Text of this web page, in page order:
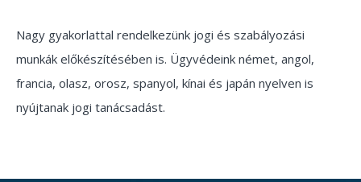
Nagy gyakorlattal rendelkezünk jogi és szabályozási
munkák előkészítésében is. Ügyvédeink német, angol,
francia, olasz, orosz, spanyol, kínai és japán nyelven is
nyújtanak jogi tanácsadást.